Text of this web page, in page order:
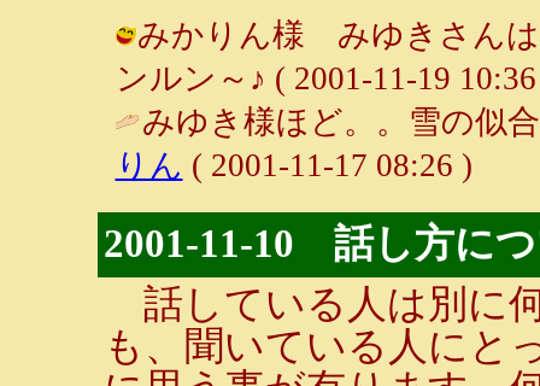
みかりん様 みゆきさんは
ンルン～♪ ( 2001-11-19
みゆき様ほど。。雪の似
りん ( 2001-11-17 08:26 )
2001-11-10 話し方に
話している人は別に
も、聞いている人にと